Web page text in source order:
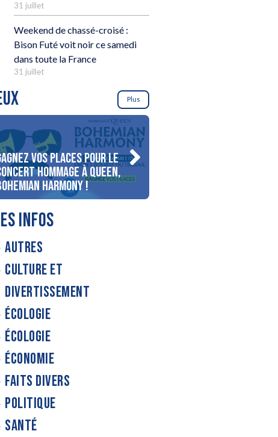
31 juillet
Weekend de chassé-croisé :
Bison Futé voit noir ce samedi
dans toute la France
31 juillet
Plus
vos places pour le
Hommage à Queen,
Harmony !
INFOS
AUTRES
CULTURE ET
DIVERTISSEMENT
ÉCOLOGIE
ÉCOLOGIE
ÉCONOMIE
FAITS DIVERS
POLITIQUE
SANTÉ